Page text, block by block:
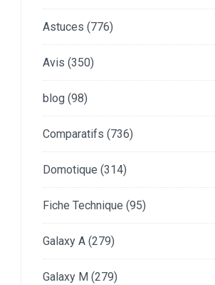
Astuces (776)
Avis (350)
blog (98)
Comparatifs (736)
Domotique (314)
Fiche Technique (95)
Galaxy A (279)
Galaxy M (279)